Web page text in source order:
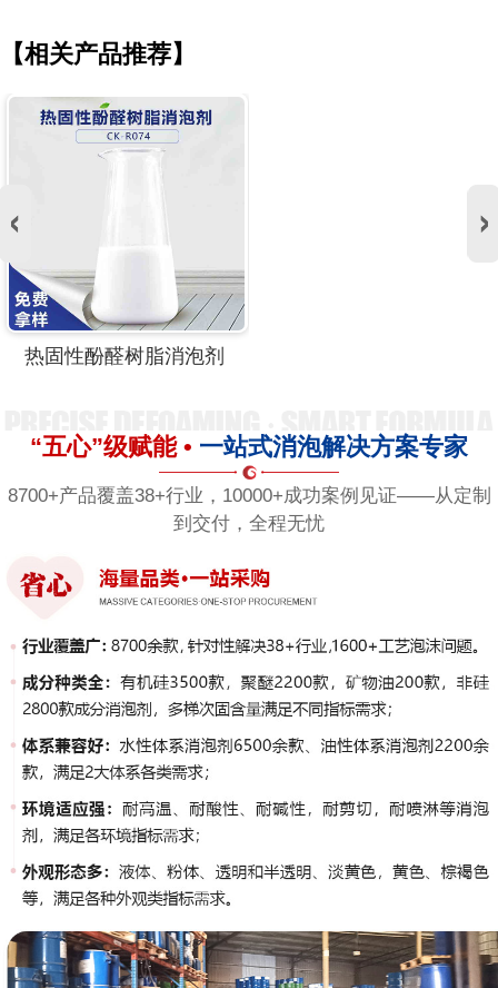
【相关产品推荐】
热固性酚醛树脂消泡剂
“五心”级赋能 • 一站式消泡解决方案专家
8700+产品覆盖38+行业，10000+成功案例见证——从定制
到交付，全程无忧